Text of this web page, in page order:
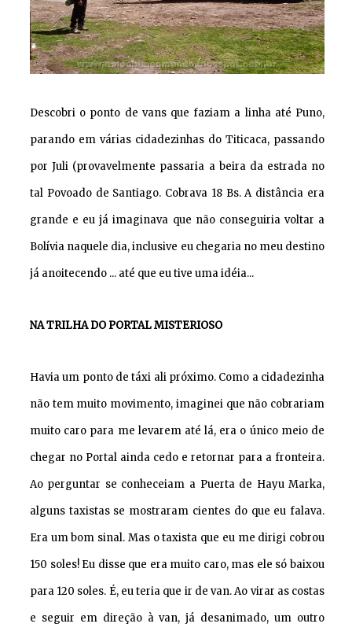
Descobri o ponto de vans que faziam a linha até Puno,
parando em várias cidadezinhas do Titicaca, passando
por Juli (provavelmente passaria a beira da estrada no
tal Povoado de Santiago. Cobrava 18 Bs. A distância era
grande e eu já imaginava que não conseguiria voltar a
Bolívia naquele dia, inclusive eu chegaria no meu destino
já anoitecendo ... até que eu tive uma idéia...
NA TRILHA DO PORTAL MISTERIOSO
Havia um ponto de táxi ali próximo. Como a cidadezinha
não tem muito movimento, imaginei que não cobrariam
muito caro para me levarem até lá, era o único meio de
chegar no Portal ainda cedo e retornar para a fronteira.
Ao perguntar se conheceiam a Puerta de Hayu Marka,
alguns taxistas se mostraram cientes do que eu falava.
Era um bom sinal. Mas o taxista que eu me dirigi cobrou
150 soles! Eu disse que era muito caro, mas ele só baixou
para 120 soles. É, eu teria que ir de van. Ao virar as costas
e seguir em direção à van, já desanimado, um outro